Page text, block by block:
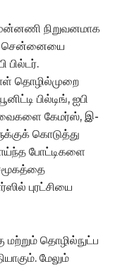
நிறுவனமாக
சென்னையை
தொழில்முறை
பில்டிங், ஐபி
கேமர்ஸ், இ-
கொடுத்து
போட்டிகளை
புரட்சியை
தொழில்நுட்ப
மேலும்